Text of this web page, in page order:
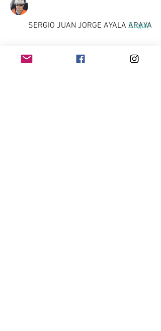
SERGIO JUAN JORGE AYALA ARAYA
Seguir
Gussst
Seguir